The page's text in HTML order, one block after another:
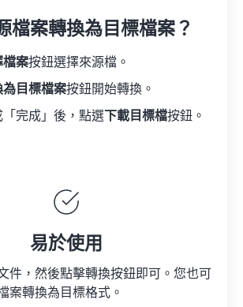
檔案轉換為目標檔案？
檔案按鈕選擇來源檔。
為目標檔案按鈕開始轉換。
完成」後，點選 下載目標檔按鈕。
易於使用
件，然後點擊轉換按鈕即可。您也可
案轉換為目標格式。